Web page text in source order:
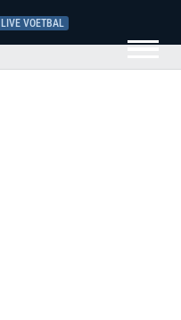
LIVE VOETBAL